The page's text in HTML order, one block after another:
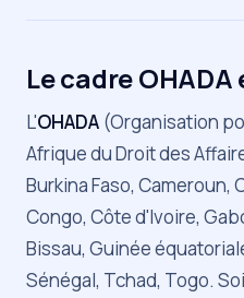
Le cadre
L'OHADA (Organisation
Afrique du Droit des
Burkina Faso, Cameroun,
Congo, Côte d'Ivoire,
Bissau, Guinée
Sénégal, Tchad, Togo.